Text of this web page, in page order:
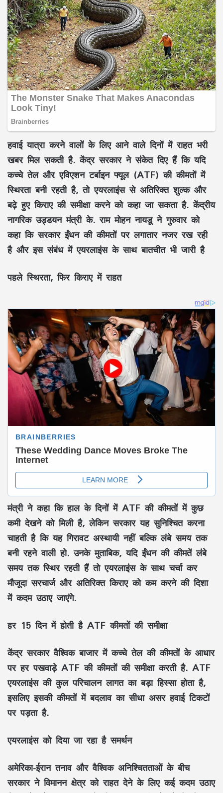
हवाई यात्रा करने वालों के लिए आने वाले दिनों में राहत भरी
खबर मिल सकती है. केंद्र सरकार ने संकेत दिए हैं कि यदि
कच्चे तेल और एविएशन टर्बाइन फ्यूल (ATF) की कीमतों में
स्थिरता बनी रहती है, तो एयरलाइंस से अतिरिक्त शुल्क और
बढ़े हुए किराए की समीक्षा करने को कहा जा सकता है. केंद्रीय
नागरिक उड्डयन मंत्री के. राम मोहन नायडू ने गुरुवार को
कहा कि सरकार ईंधन की कीमतों पर लगातार नजर रख रही
है और इस संबंध में एयरलाइंस के साथ बातचीत भी जारी है
पहले स्थिरता, फिर किराए में राहत
मंत्री ने कहा कि हाल के दिनों में ATF की कीमतों में कुछ
कमी देखने को मिली है, लेकिन सरकार यह सुनिश्चित करना
चाहती है कि यह गिरावट अस्थायी नहीं बल्कि लंबे समय तक
बनी रहने वाली हो. उनके मुताबिक, यदि ईंधन की कीमतें लंबे
समय तक स्थिर रहती हैं तो एयरलाइंस के साथ चर्चा कर
मौजूदा सरचार्ज और अतिरिक्त किराए को कम करने की दिशा
में कदम उठाए जाएंगे.
हर 15 दिन में होती है ATF कीमतों की समीक्षा
केंद्र सरकार वैश्विक बाजार में कच्चे तेल की कीमतों के आधार
पर हर पखवाड़े ATF की कीमतों की समीक्षा करती है. ATF
एयरलाइंस की कुल परिचालन लागत का बड़ा हिस्सा होता है,
इसलिए इसकी कीमतों में बदलाव का सीधा असर हवाई टिकटों
पर पड़ता है.
एयरलाइंस को दिया जा रहा है समर्थन
अमेरिका-ईरान तनाव और वैश्विक अनिश्चितताओं के बीच
सरकार ने विमानन क्षेत्र को राहत देने के लिए कई कदम उठाए